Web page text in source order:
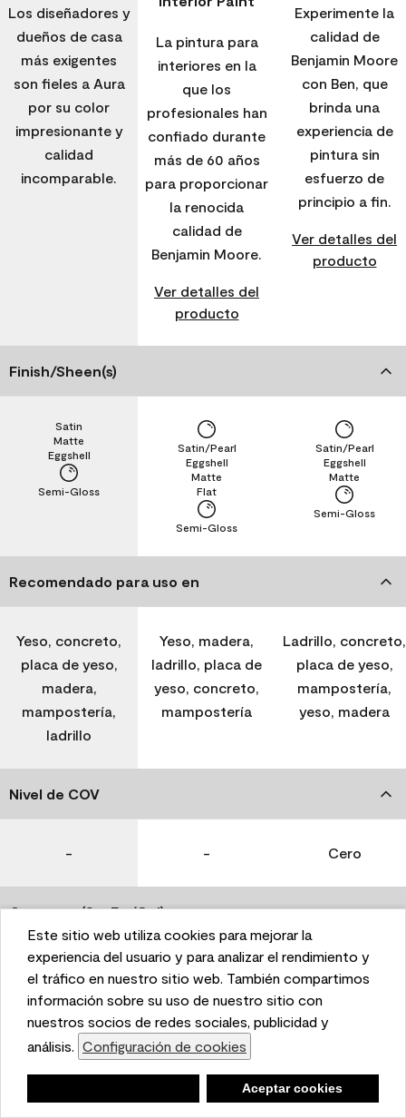
This website uses cookies to enhance user experience
and to analyze performance and traffic on our website.
We also share information about your use of our site
with our social media, advertising, and analytics
partners. Cookie Settings
Accept Cookies
Este sitio web utiliza cookies para mejorar la
experiencia del usuario y para analizar el rendimiento y
el tráfico en nuestro sitio web. También compartimos
información sobre su uso de nuestro sitio con
nuestros socios de redes sociales, publicidad y
análisis. Configuración de cookies
Aceptar cookies
Los diseñadores y
dueños de casa
más exigentes
son fieles a Aura
por su color
impresionante y
calidad
incomparable.
La pintura para
interiores en la
que los
profesionales han
confiado durante
más de 60 años
para proporcionar
la renocida
calidad de
Benjamin Moore.
Ver detalles del
producto
Experimente la
calidad de
Benjamin Moore
con Ben, que
brinda una
experiencia de
pintura sin
esfuerzo de
principio a fin.
Ver detalles del
producto
Finish/Sheen(s)
Semi-Gloss
Eggshell
Matte
Satin
Semi-Gloss
Flat
Matte
Eggshell
Satin/Pearl
Semi-Gloss
Matte
Eggshell
Satin/Pearl
Recomendado para uso en
Yeso, concreto,
placa de yeso,
madera,
mampostería,
ladrillo
Yeso, madera,
ladrillo, placa de
yeso, concreto,
mampostería
Ladrillo, concreto,
placa de yeso,
mampostería,
yeso, madera
Nivel de COV
- - Cero
Coverage (Sq. Ft./Gal)
350-400 400-450 400-450
Tiempo de secado
1 hora